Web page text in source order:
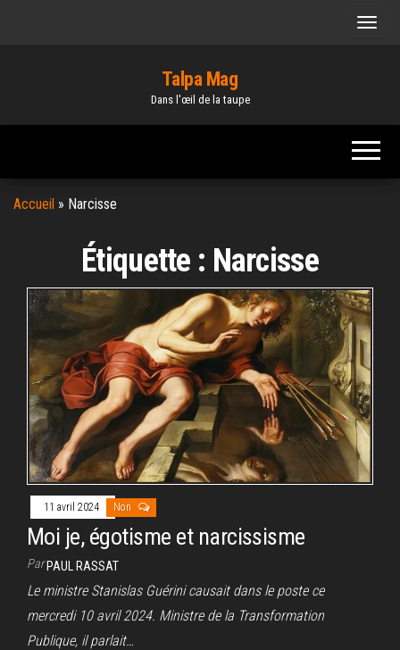
Talpa Mag
Dans l'œil de la taupe
Accueil » Narcisse
Étiquette : Narcisse
11 avril 2024 Non
Moi je, égotisme et narcissisme
ParPAUL RASSAT
Le ministre Stanislas Guérini causait dans le poste ce
mercredi 10 avril 2024. Ministre de la Transformation
Publique, il parlait…